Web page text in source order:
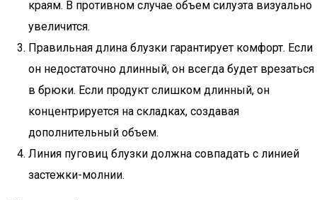
краям. В противном случае объем силуэта визуально
увеличится.
Правильная длина блузки гарантирует комфорт. Если
он недостаточно длинный, он всегда будет врезаться
в брюки. Если продукт слишком длинный, он
концентрируется на складках, создавая
дополнительный объем.
Линия пуговиц блузки должна совпадать с линией
застежки-молнии.